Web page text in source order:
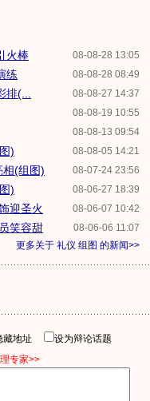
08-08-28 13:05
火棒
08-08-28 08:49
练
08-08-27 14:37
(...
08-08-19 10:55
08-08-13 09:54
08-08-05 14:21
)
08-07-24 23:56
相(组图)
08-06-27 18:39
)
08-06-07 10:42
迎圣火
08-06-06 11:07
笑容甜
更多关于 礼仪 组图 的新闻>>
藏地址
设为辩论话题
专家>>